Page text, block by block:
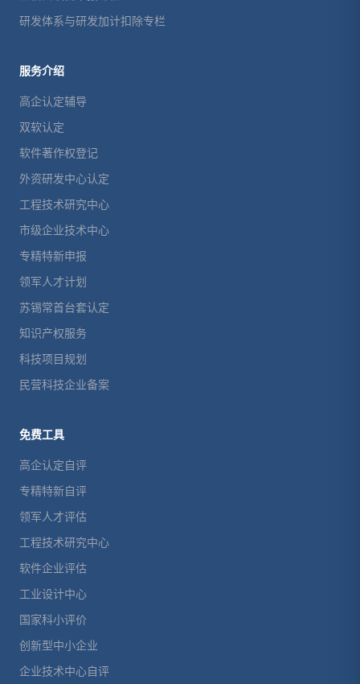
研发体系与研发加计扣除专栏
服务介绍
高企认定辅导
双软认定
软件著作权登记
外资研发中心认定
工程技术研究中心
市级企业技术中心
专精特新申报
领军人才计划
苏锡常首台套认定
知识产权服务
科技项目规划
民营科技企业备案
免费工具
高企认定自评
专精特新自评
领军人才评估
工程技术研究中心
软件企业评估
工业设计中心
国家科小评价
创新型中小企业
企业技术中心自评